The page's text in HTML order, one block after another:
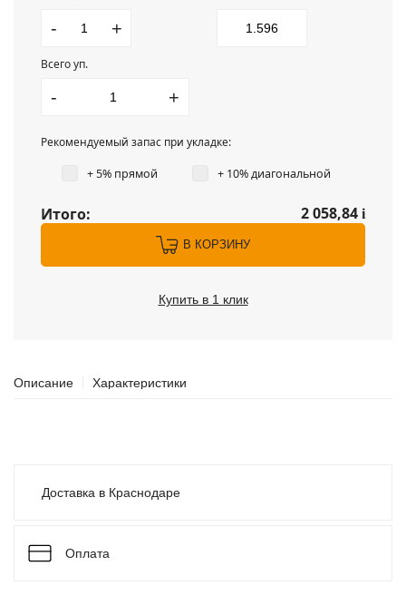
- +
Всего уп.
- +
Рекомендуемый запас при укладке:
+ 5% прямой + 10% диагональной
Итого: 2 058,84 i
В КОРЗИНУ
Купить в 1 клик
Описание Характеристики
Доставка в Краснодаре
Оплата